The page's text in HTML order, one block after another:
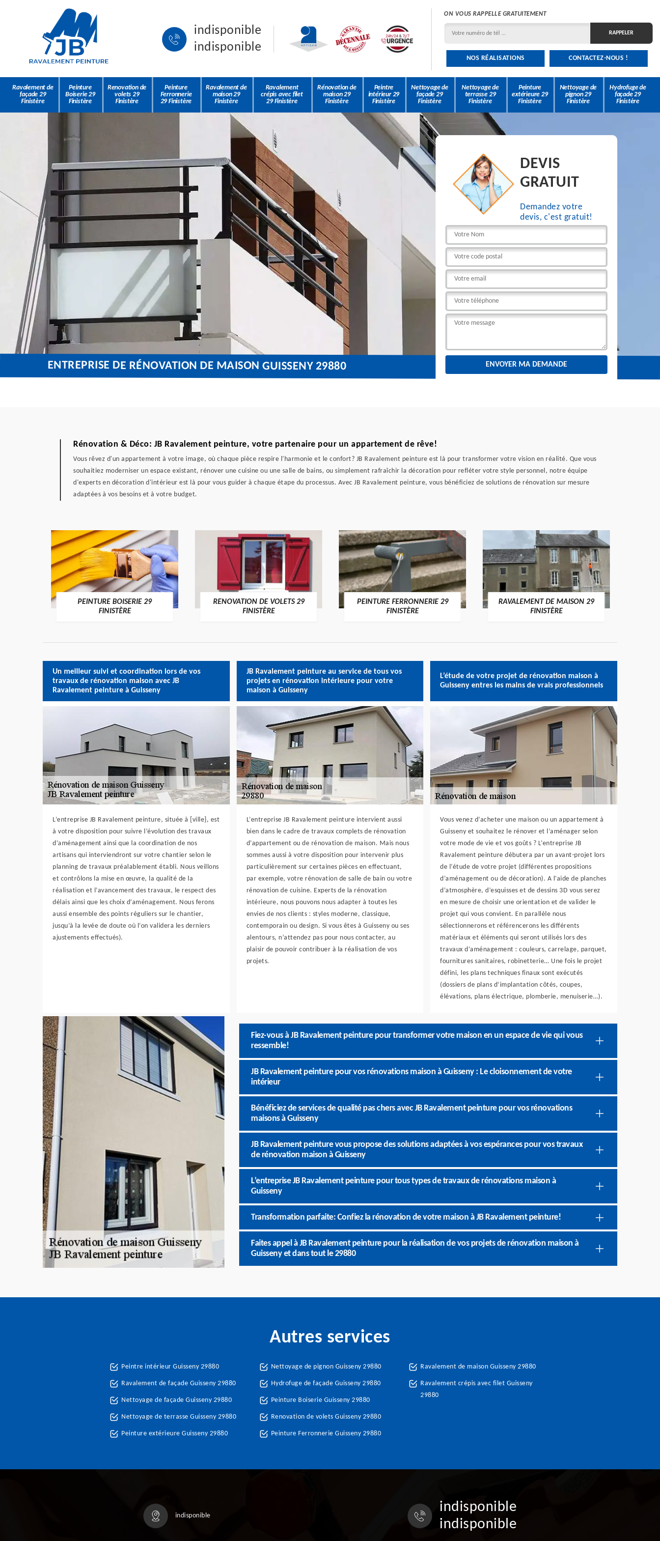
indisponible
indisponible
ON VOUS RAPPELLE GRATUITEMENT
NOS RÉALISATIONS CONTACTEZ-NOUS !
Ravalement de
façade 29
Finistère
Peinture
Boiserie 29
Finistère
Renovation de
volets 29
Finistère
Peinture
Ferronnerie
29 Finistère
Ravalement de
maison 29
Finistère
Ravalement
crépis avec filet
29 Finistère
Rénovation de
maison 29
Finistère
Peintre
intérieur 29
Finistère
Nettoyage de
façade 29
Finistère
Nettoyage de
terrasse 29
Finistère
Peinture
extérieure 29
Finistère
Nettoyage de
pignon 29
Finistère
Hydrofuge de
façade 29
Finistère
DEVIS
GRATUIT
Demandez votre
devis, c'est gratuit!
ENTREPRISE DE RÉNOVATION DE MAISON GUISSENY 29880
Rénovation & Déco: JB Ravalement peinture, votre partenaire pour un appartement de rêve!
Vous rêvez d'un appartement à votre image, où chaque pièce respire l'harmonie et le confort? JB Ravalement peinture est là pour transformer votre vision en réalité. Que vous
souhaitiez moderniser un espace existant, rénover une cuisine ou une salle de bains, ou simplement rafraîchir la décoration pour refléter votre style personnel, notre équipe
d'experts en décoration d'intérieur est là pour vous guider à chaque étape du processus. Avec JB Ravalement peinture, vous bénéficiez de solutions de rénovation sur mesure
adaptées à vos besoins et à votre budget.
PEINTURE BOISERIE 29
FINISTÈRE
RENOVATION DE VOLETS 29
FINISTÈRE
PEINTURE FERRONNERIE 29
FINISTÈRE
RAVALEMENT DE MAISON 29
FINISTÈRE
Un meilleur suivi et coordination lors de vos
travaux de rénovation maison avec JB
Ravalement peinture à Guisseny
L’entreprise JB Ravalement peinture, située à [ville}, est
à votre disposition pour suivre l’évolution des travaux
d’aménagement ainsi que la coordination de nos
artisans qui interviendront sur votre chantier selon le
planning de travaux préalablement établi. Nous veillons
et contrôlons la mise en œuvre, la qualité de la
réalisation et l’avancement des travaux, le respect des
délais ainsi que les choix d’aménagement. Nous ferons
aussi ensemble des points réguliers sur le chantier,
jusqu’à la levée de doute où l’on validera les derniers
ajustements effectués).
JB Ravalement peinture au service de tous vos
projets en rénovation intérieure pour votre
maison à Guisseny
L’entreprise JB Ravalement peinture intervient aussi
bien dans le cadre de travaux complets de rénovation
d’appartement ou de rénovation de maison. Mais nous
sommes aussi à votre disposition pour intervenir plus
particulièrement sur certaines pièces en effectuant,
par exemple, votre rénovation de salle de bain ou votre
rénovation de cuisine. Experts de la rénovation
intérieure, nous pouvons nous adapter à toutes les
envies de nos clients : styles moderne, classique,
contemporain ou design. Si vous êtes à Guisseny ou ses
alentours, n’attendez pas pour nous contacter, au
plaisir de pouvoir contribuer à la réalisation de vos
projets.
L’étude de votre projet de rénovation maison à
Guisseny entres les mains de vrais professionnels
Vous venez d’acheter une maison ou un appartement à
Guisseny et souhaitez le rénover et l’aménager selon
votre mode de vie et vos goûts ? L’entreprise JB
Ravalement peinture débutera par un avant-projet lors
de l’étude de votre projet (différentes propositions
d’aménagement ou de décoration). A l’aide de planches
d’atmosphère, d’esquisses et de dessins 3D vous serez
en mesure de choisir une orientation et de valider le
projet qui vous convient. En parallèle nous
sélectionnerons et référencerons les différents
matériaux et éléments qui seront utilisés lors des
travaux d’aménagement : couleurs, carrelage, parquet,
fournitures sanitaires, robinetterie… Une fois le projet
défini, les plans techniques finaux sont exécutés
(dossiers de plans d’implantation côtés, coupes,
élévations, plans électrique, plomberie, menuiserie…).
Fiez-vous à JB Ravalement peinture pour transformer votre maison en un espace de vie qui vous
ressemble!
JB Ravalement peinture pour vos rénovations maison à Guisseny : Le cloisonnement de votre
intérieur
Bénéficiez de services de qualité pas chers avec JB Ravalement peinture pour vos rénovations
maisons à Guisseny
JB Ravalement peinture vous propose des solutions adaptées à vos espérances pour vos travaux
de rénovation maison à Guisseny
L’entreprise JB Ravalement peinture pour tous types de travaux de rénovations maison à
Guisseny
Transformation parfaite: Confiez la rénovation de votre maison à JB Ravalement peinture!
Faites appel à JB Ravalement peinture pour la réalisation de vos projets de rénovation maison à
Guisseny et dans tout le 29880
Autres services
Peintre intérieur Guisseny 29880
Ravalement de façade Guisseny 29880
Nettoyage de façade Guisseny 29880
Nettoyage de terrasse Guisseny 29880
Peinture extérieure Guisseny 29880
Nettoyage de pignon Guisseny 29880
Hydrofuge de façade Guisseny 29880
Peinture Boiserie Guisseny 29880
Renovation de volets Guisseny 29880
Peinture Ferronnerie Guisseny 29880
Ravalement de maison Guisseny 29880
Ravalement crépis avec filet Guisseny
29880
indisponible
indisponible
indisponible